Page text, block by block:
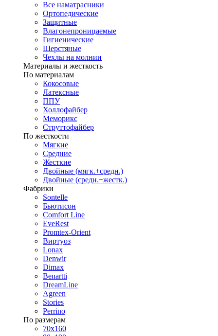
Все наматрасники
Ортопедические
Защитные
Влагонепроницаемые
Гигиенические
Шерстяные
Чехлы на молнии
Материалы и жесткость
По материалам
Кокосовые
Латексные
ППУ
Холлофайбер
Меморикс
Струттофайбер
По жесткости
Мягкие
Средние
Жесткие
Двойные (мягк.+средн.)
Двойные (средн.+жестк.)
Фабрики
Sontelle
Бьютисон
Comfort Line
EveRest
Promtex-Orient
Виртуоз
Lonax
Denwir
Dimax
Benartti
DreamLine
Agreen
Stories
Perrino
По размерам
70х160